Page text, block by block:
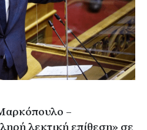
–